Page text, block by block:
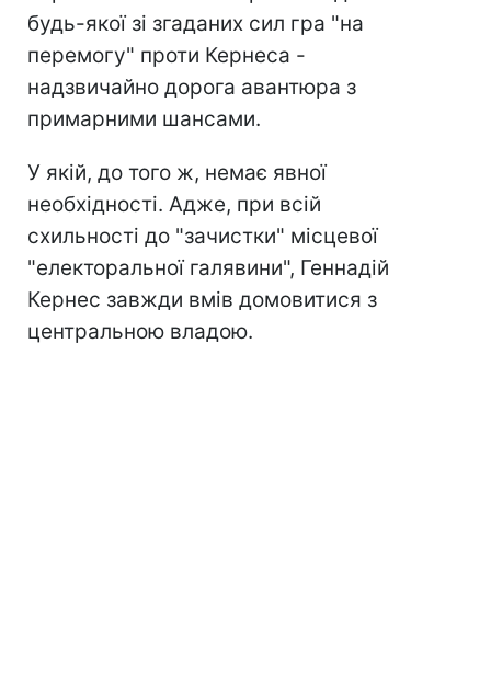
будь-якої зі згаданих сил гра "на
перемогу" проти Кернеса -
надзвичайно дорога авантюра з
примарними шансами.
У якій, до того ж, немає явної
необхідності. Адже, при всій
схильності до "зачистки" місцевої
"електоральної галявини", Геннадій
Кернес завжди вмів домовитися з
центральною владою.